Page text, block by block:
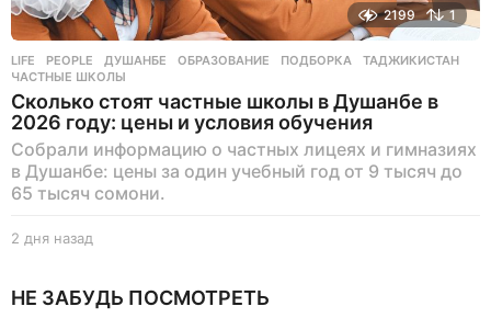
2199 1
LIFE ,PEOPLE ДУШАНБЕ ,ОБРАЗОВАНИЕ ,ПОДБОРКА ,ТАДЖИКИСТАН
ЧАСТНЫЕ ШКОЛЫ
Сколько стоят частные школы в Душанбе в
2026 году: цены и условия обучения
Собрали информацию о частных лицеях и гимназиях
в Душанбе: цены за один учебный год от 9 тысяч до
65 тысяч сомони.
2 дня назад
я
НЕ ЗАБУДЬ ПОСМОТРЕТЬ